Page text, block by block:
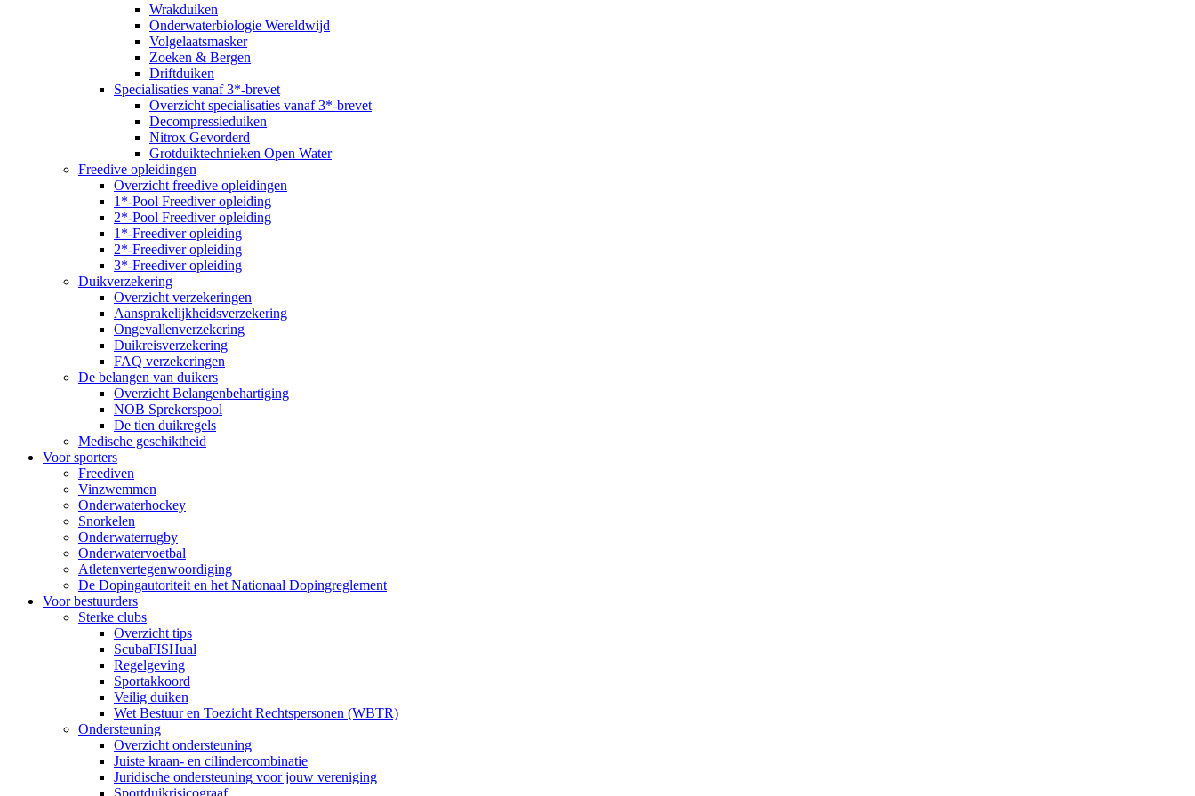
Wrakduiken
Onderwaterbiologie Wereldwijd
Volgelaatsmasker
Zoeken & Bergen
Driftduiken
Specialisaties vanaf 3*-brevet
Overzicht specialisaties vanaf 3*-brevet
Decompressieduiken
Nitrox Gevorderd
Grotduiktechnieken Open Water
Freedive opleidingen
Overzicht freedive opleidingen
1*-Pool Freediver opleiding
2*-Pool Freediver opleiding
1*-Freediver opleiding
2*-Freediver opleiding
3*-Freediver opleiding
Duikverzekering
Overzicht verzekeringen
Aansprakelijkheidsverzekering
Ongevallenverzekering
Duikreisverzekering
FAQ verzekeringen
De belangen van duikers
Overzicht Belangenbehartiging
NOB Sprekerspool
De tien duikregels
Medische geschiktheid
Voor sporters
Freediven
Vinzwemmen
Onderwaterhockey
Snorkelen
Onderwaterrugby
Onderwatervoetbal
Atletenvertegenwoordiging
De Dopingautoriteit en het Nationaal Dopingreglement
Voor bestuurders
Sterke clubs
Overzicht tips
ScubaFISHual
Regelgeving
Sportakkoord
Veilig duiken
Wet Bestuur en Toezicht Rechtspersonen (WBTR)
Ondersteuning
Overzicht ondersteuning
Juiste kraan- en cilindercombinatie
Juridische ondersteuning voor jouw vereniging
Sportduikrisicograaf